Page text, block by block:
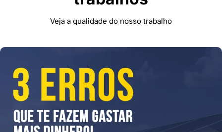
Veja a qualidade do nosso trabalho